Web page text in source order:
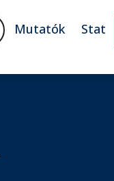
Mutatók Stat